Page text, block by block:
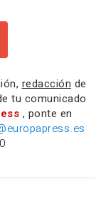
redacción de
tu comunicado
, ponte en